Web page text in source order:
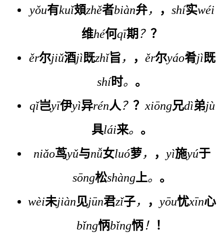
yǒu有kuǐ頍zhě者biàn弁， ， shí实wéi
维hé何qī期 ？ ？
ěr尔jiǔ酒jì既zhǐ旨 ， ， ěr尔yáo肴jì既
shí时。 。
qǐ岂yī伊yì异rén人？ ？ xiōng兄dì弟jù
具lái来。 。
niǎo茑yǔ与nǚ女luó萝， ， yì施yú于
sōng松shàng上。 。
wèi未jiàn见jūn君zǐ子， ， yōu忧xīn心
bǐng怲bǐng怲！
！